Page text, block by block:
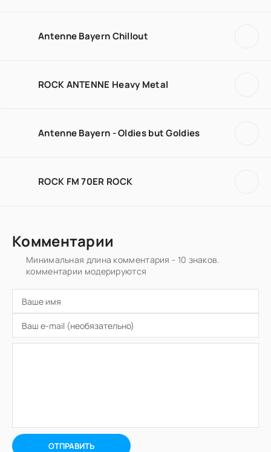
Antenne Bayern Chillout
ROCK ANTENNE Heavy Metal
Antenne Bayern - Oldies but Goldies
ROCK FM 70ER ROCK
Комментарии
Минимальная длина комментария - 10 знаков.
комментарии модерируются
ОТПРАВИТЬ